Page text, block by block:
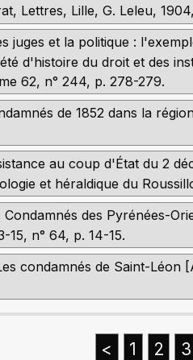
Lettres, Lille, G. Leleu,
juges et la politique :
d'histoire du droit et des
62, n° 244, p. 278-279.
de 1852 dans la
au coup d'État du 2
et héraldique du
des Pyrénées-
15, n° 64, p. 14-15.
condamnés de Saint-
< 1 2 3